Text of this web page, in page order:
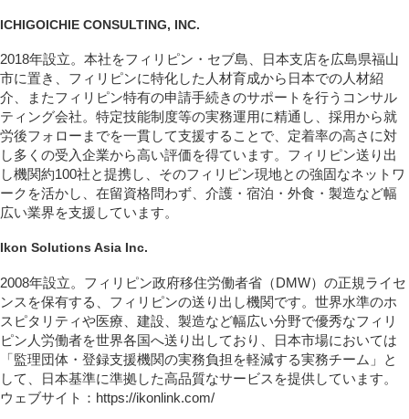
ICHIGOICHIE CONSULTING, INC.
2018年設立。本社をフィリピン・セブ島、日本支店を広島県福山
市に置き、フィリピンに特化した人材育成から日本での人材紹
介、またフィリピン特有の申請手続きのサポートを行うコンサル
ティング会社。特定技能制度等の実務運用に精通し、採用から就
労後フォローまでを一貫して支援することで、定着率の高さに対
し多くの受入企業から高い評価を得ています。フィリピン送り出
し機関約100社と提携し、そのフィリピン現地との強固なネットワ
ークを活かし、在留資格問わず、介護・宿泊・外食・製造など幅
広い業界を支援しています。
Ikon Solutions Asia Inc.
2008年設立。フィリピン政府移住労働者省（DMW）の正規ライセ
ンスを保有する、フィリピンの送り出し機関です。世界水準のホ
スピタリティや医療、建設、製造など幅広い分野で優秀なフィリ
ピン人労働者を世界各国へ送り出しており、日本市場においては
「監理団体・登録支援機関の実務負担を軽減する実務チーム」と
して、日本基準に準拠した高品質なサービスを提供しています。
ウェブサイト：https://ikonlink.com/